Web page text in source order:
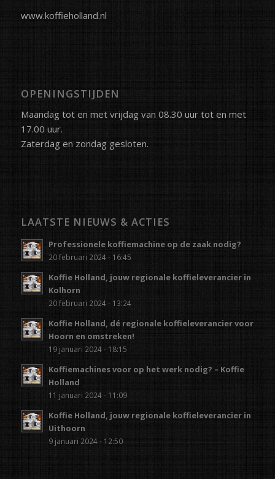
www.koffieholland.nl
OPENINGSTIJDEN
Maandag tot en met vrijdag van 08.30 uur tot en met
17.00 uur.
Zaterdag en zondag gesloten.
LAATSTE NIEUWS & ACTIES
Professionele koffiemachine op de zaak nodig?
20 februari 2024 - 16:45
Koffie Holland, jouw regionale koffieleverancier in
Kolhorn
20 februari 2024 - 13:24
Koffie Holland, dé regionale koffieleverancier voor
Hoorn en omstreken!
19 januari 2024 - 18:15
Koffiemachines voor op het werk nodig? – Koffie
Holland
11 januari 2024 - 11:09
Koffie Holland, jouw regionale koffieleverancier in
Uithoorn
9 januari 2024 - 12:50